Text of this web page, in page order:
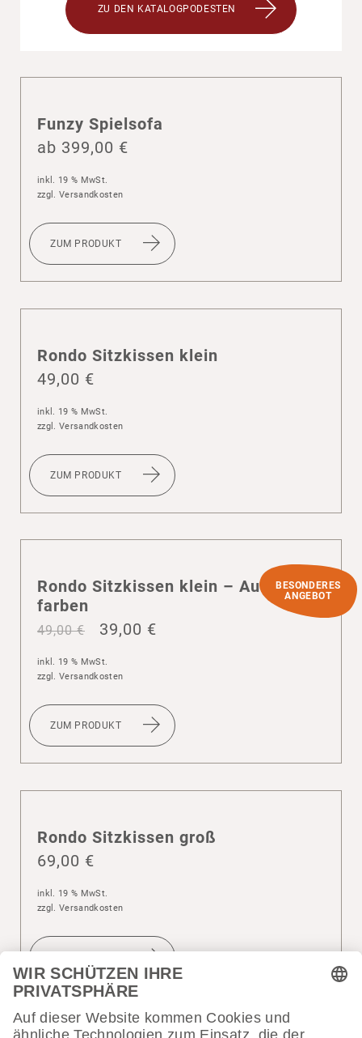
ZU DEN KATALOGPODESTEN
Funzy Spiel­sofa
ab 399,00 €
inkl. 19 % MwSt.
zzgl. Versandkosten
ZUM PRODUKT
Rondo Sitz­kissen klein
49,00 €
inkl. 19 % MwSt.
zzgl. Versandkosten
ZUM PRODUKT
Rondo Sitz­kissen klein – Auslauf­
farben
BESONDERES
ANGEBOT
49,00€ 39,00 €
inkl. 19 % MwSt.
zzgl. Versandkosten
ZUM PRODUKT
Rondo Sitz­kissen groß
69,00 €
inkl. 19 % MwSt.
zzgl. Versandkosten